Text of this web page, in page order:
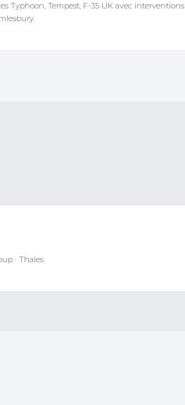
Typhoon, Tempest, F-35 UK avec interventions
· Thales